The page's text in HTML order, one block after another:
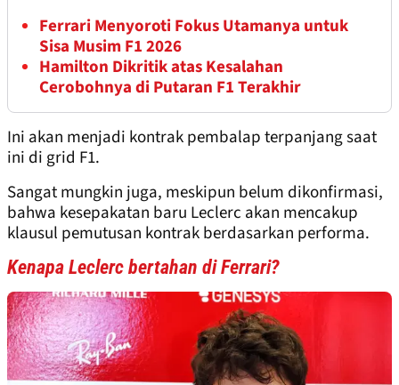
Ferrari Menyoroti Fokus Utamanya untuk
Sisa Musim F1 2026
Hamilton Dikritik atas Kesalahan
Cerobohnya di Putaran F1 Terakhir
Ini akan menjadi kontrak pembalap terpanjang saat
ini di grid F1.
Sangat mungkin juga, meskipun belum dikonfirmasi,
bahwa kesepakatan baru Leclerc akan mencakup
klausul pemutusan kontrak berdasarkan performa.
Kenapa Leclerc bertahan di Ferrari?